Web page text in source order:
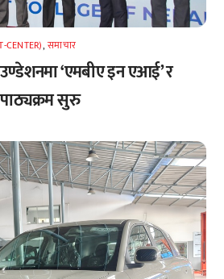
CENTER),समाचार
‘एमबीए इन एआई’ र
सुरु